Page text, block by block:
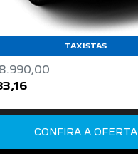
TAXISTAS
CONFIRA A OFERTA